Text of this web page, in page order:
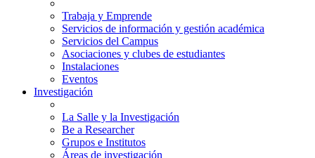
Trabaja y Emprende
Servicios de información y gestión académica
Servicios del Campus
Asociaciones y clubes de estudiantes
Instalaciones
Eventos
Investigación
La Salle y la Investigación
Be a Researcher
Grupos e Institutos
Áreas de investigación